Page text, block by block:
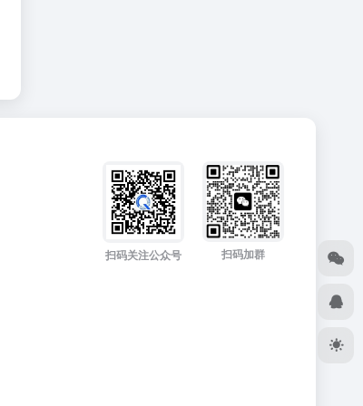
扫码关注公众号 扫码加群